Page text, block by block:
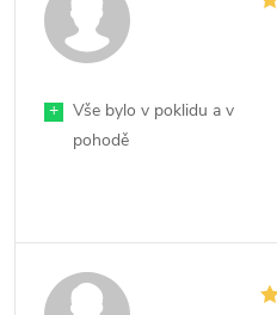
+
Vše bylo v poklidu a v
pohodě